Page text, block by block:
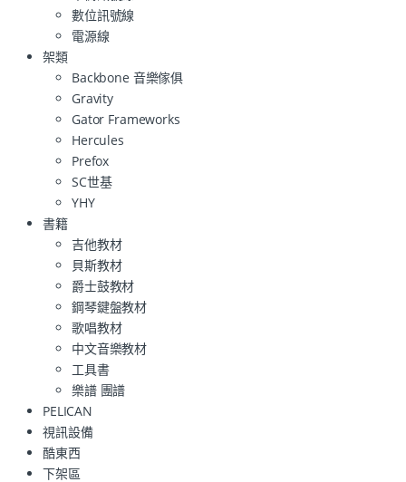
數位訊號線
電源線
架類
Backbone 音樂傢俱
Gravity
Gator Frameworks
Hercules
Prefox
SC世基
YHY
書籍
吉他教材
貝斯教材
爵士鼓教材
鋼琴鍵盤教材
歌唱教材
中文音樂教材
工具書
樂譜 團譜
PELICAN
視訊設備
酷東西
下架區